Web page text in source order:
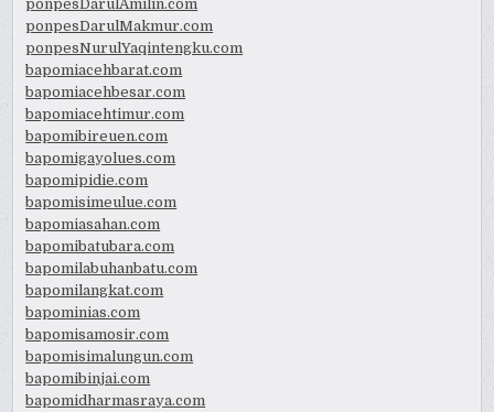
ponpesDarulAmilin.com
ponpesDarulMakmur.com
ponpesNurulYaqintengku.com
bapomiacehbarat.com
bapomiacehbesar.com
bapomiacehtimur.com
bapomibireuen.com
bapomigayolues.com
bapomipidie.com
bapomisimeulue.com
bapomiasahan.com
bapomibatubara.com
bapomilabuhanbatu.com
bapomilangkat.com
bapominias.com
bapomisamosir.com
bapomisimalungun.com
bapomibinjai.com
bapomidharmasraya.com